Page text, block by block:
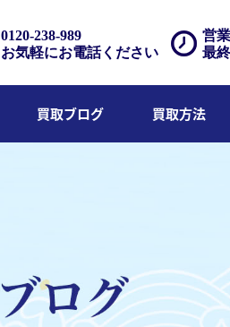
営
最
0120-238-989
お気軽にお電話ください
買取ブログ 買取方法